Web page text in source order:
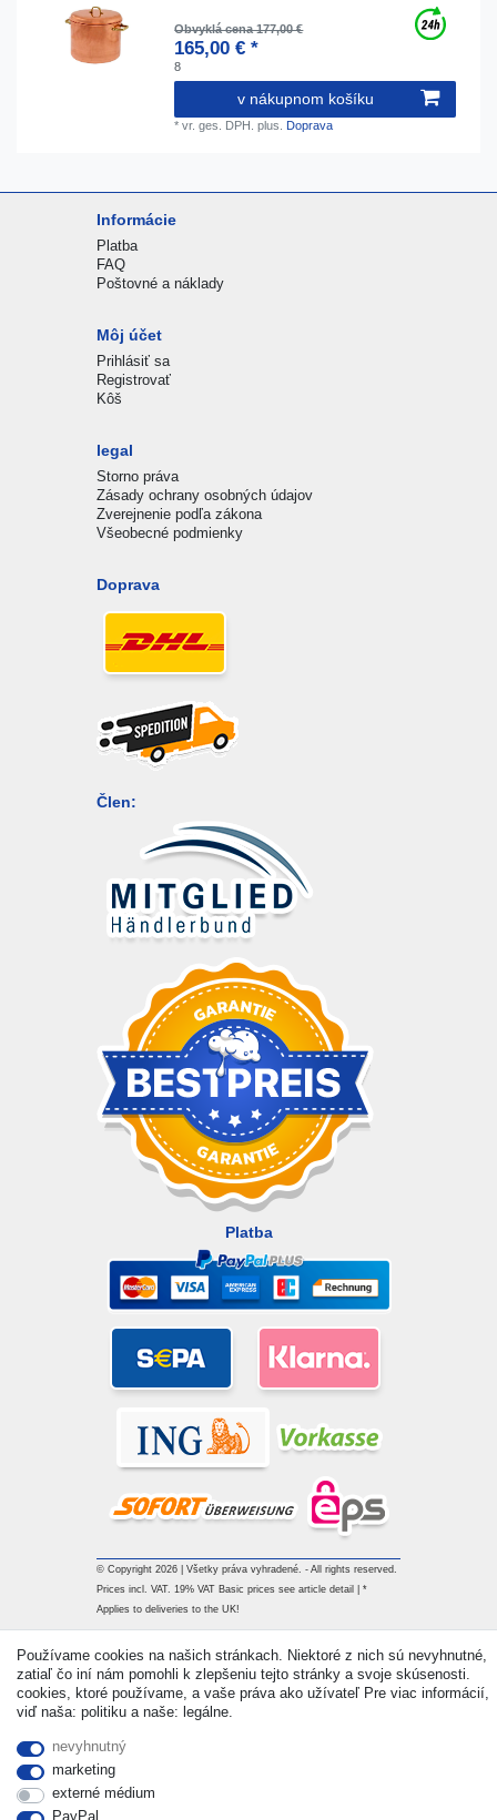
Obvyklá cena 177,00 €
165,00 € *
8
v nákupnom košíku
*vr. ges. DPH. plus. Doprava
Informácie
Platba
FAQ
Poštovné a náklady
Môj účet
Prihlásiť sa
Registrovať
Kôš
legal
Storno práva
Zásady ochrany osobných údajov
Zverejnenie podľa zákona
Všeobecné podmienky
Doprava
Člen:
Platba
© Copyright 2026 | Všetky práva vyhradené. - All rights reserved.
Prices incl. VAT. 19% VAT Basic prices see article detail | *
Applies to deliveries to the UK!
Používame cookies na našich stránkach. Niektoré z nich sú nevyhnutné,
zatiaľ čo iní nám pomohli k zlepšeniu tejto stránky a svoje skúsenosti.
cookies, ktoré používame, a vaše práva ako užívateľ Pre viac informácií,
viď naša: politiku a naše: legálne.
nevyhnutný
marketing
externé médium
PayPal
Withdraw from contract here Kontakt